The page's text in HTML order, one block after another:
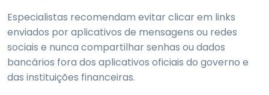
Especialistas recomendam evitar clicar em links
enviados por aplicativos de mensagens ou redes
sociais e nunca compartilhar senhas ou dados
bancários fora dos aplicativos oficiais do governo e
das instituições financeiras.